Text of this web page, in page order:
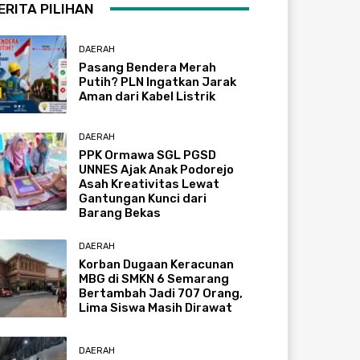
PILIHAN
DAERAH
Pasang Bendera Merah
Putih? PLN Ingatkan Jarak
Aman dari Kabel Listrik
DAERAH
PPK Ormawa SGL PGSD
UNNES Ajak Anak Podorejo
Asah Kreativitas Lewat
Gantungan Kunci dari
Barang Bekas
DAERAH
Korban Dugaan Keracunan
MBG di SMKN 6 Semarang
Bertambah Jadi 707 Orang,
Lima Siswa Masih Dirawat
DAERAH